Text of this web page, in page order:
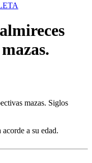
mazas. Siglos
acorde a su edad.